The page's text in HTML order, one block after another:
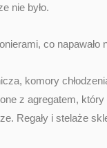
nie było.
co
komory
z agregatem,
Regały i stelaże